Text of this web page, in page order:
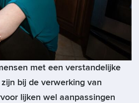
met een verstandelijke
bij de verwerking van
lijken wel aanpassingen